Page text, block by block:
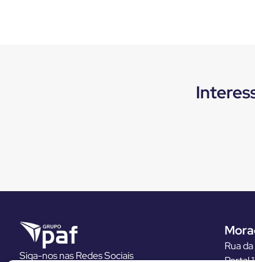
Siga-nos nas Redes Sociais
Rua